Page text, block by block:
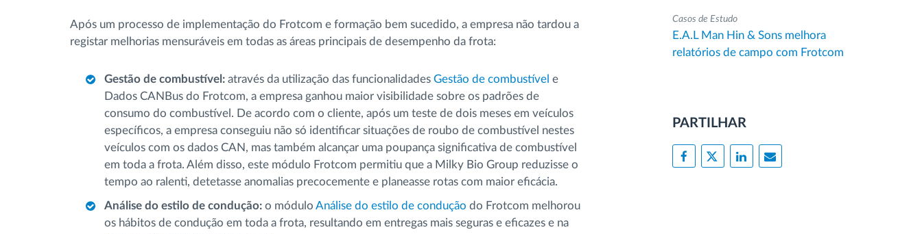
Após um processo de implementação do Frotcom e formação bem sucedido, a empresa não tardou a
registar melhorias mensuráveis em todas as áreas principais de desempenho da frota:
Gestão de combustível: através da utilização das funcionalidades Gestão de combustível e
Dados CANBus do Frotcom, a empresa ganhou maior visibilidade sobre os padrões de
consumo do combustível. De acordo com o cliente, após um teste de dois meses em veículos
específicos, a empresa conseguiu não só identificar situações de roubo de combustível nestes
veículos com os dados CAN, mas também alcançar uma poupança significativa de combustível
em toda a frota. Além disso, este módulo Frotcom permitiu que a Milky Bio Group reduzisse o
tempo ao ralenti, detetasse anomalias precocemente e planeasse rotas com maior eficácia.
Análise do estilo de condução: o módulo Análise do estilo de condução do Frotcom melhorou
os hábitos de condução em toda a frota, resultando em entregas mais seguras e eficazes e na
Casos de Estudo
E.A.L Man Hin & Sons melhora
relatórios de campo com Frotcom
PARTILHAR